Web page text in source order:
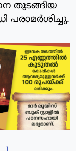
തുടങ്ങിയ
പരാമര്‍ശിച്ചു.